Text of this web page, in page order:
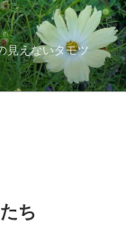
見えないタモツ
ち